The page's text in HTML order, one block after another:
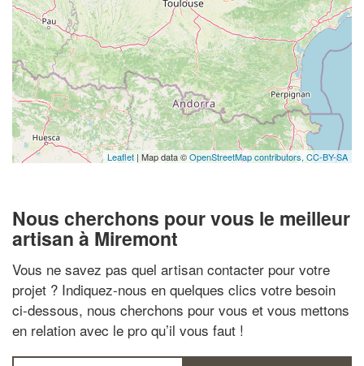
Leaflet | Map data ©OpenStreetMap contributors, CC-BY-SA
Nous cherchons pour vous le meilleur
artisan à Miremont
Vous ne savez pas quel artisan contacter pour votre
projet ? Indiquez-nous en quelques clics votre besoin
ci-dessous, nous cherchons pour vous et vous mettons
en relation avec le pro qu’il vous faut !